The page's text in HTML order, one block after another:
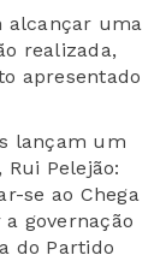
alcançar uma
realizada,
apresentado
lançam um
Pelejão:
se ao Chega
governação
do Partido